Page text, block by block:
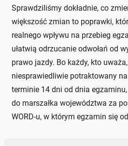
Sprawdziliśmy dokładnie, co
większość zmian to poprawki,
realnego wpływu na przebieg
ułatwią odrzucanie odwołań od
prawo jazdy. Bo każdy, kto
niesprawiedliwie potraktowany
terminie 14 dni od dnia
do marszałka województwa za
WORD-u, w którym egzamin się